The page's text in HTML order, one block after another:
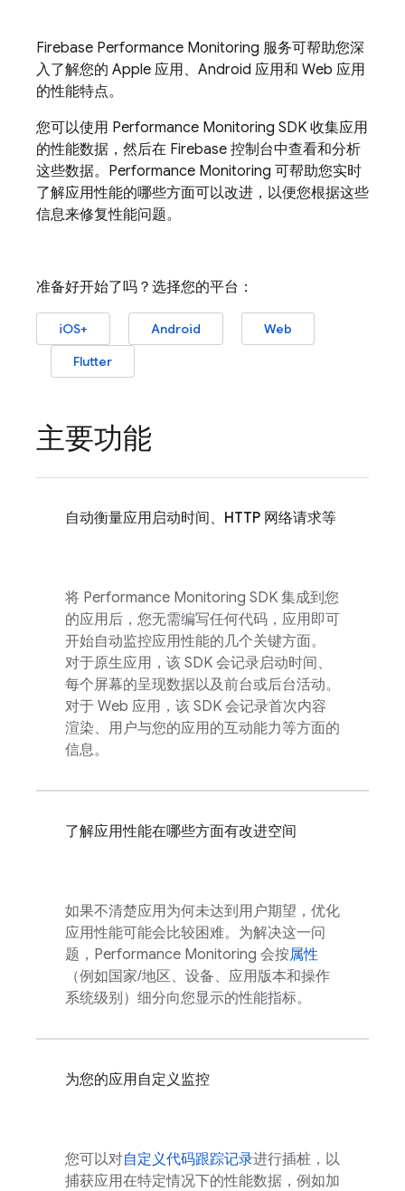
Firebase Performance Monitoring 服务可帮助您深
入了解您的 Apple 应用、Android 应用和 Web 应用
的性能特点。
您可以使用 Performance Monitoring SDK 收集应用
的性能数据，然后在 Firebase 控制台中查看和分析
这些数据。 Performance Monitoring 可帮助您实时
了解应用性能的哪些方面可以改进，以便您根据这些
信息来修复性能问题。
准备好开始了吗？选择您的平台：
iOS+ Android
Web
Flutter
主要功能
自动衡量应用启动时间、HTTP 网络请求等
将 Performance Monitoring SDK 集成到您
的应用后，您无需编写任何代码，应用即可
开始自动监控应用性能的几个关键方面。
对于原生应用，该 SDK 会记录启动时间、
每个屏幕的呈现数据以及前台或后台活动。
对于 Web 应用，该 SDK 会记录首次内容
渲染、用户与您的应用的互动能力等方面的
信息。
了解应用性能在哪些方面有改进空间
如果不清楚应用为何未达到用户期望，优化
应用性能可能会比较困难。为解决这一问
题， Performance Monitoring 会按属性
（例如国家/地区、设备、应用版本和操作
系统级别）细分向您显示的性能指标。
为您的应用自定义监控
您可以对自定义代码跟踪记录进行插桩，以
捕获应用在特定情况下的性能数据，例如加